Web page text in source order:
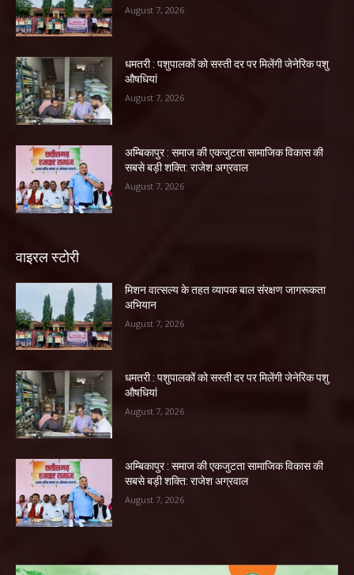
August 7, 2026
धमतरी : पशुपालकों को सस्ती दर पर मिलेंगी जेनेरिक पशु
औषधियां
August 7, 2026
अम्बिकापुर : समाज की एकजुटता सामाजिक विकास की
सबसे बड़ी शक्ति: राजेश अग्रवाल
August 7, 2026
वाइरल स्टोरी
मिशन वात्सल्य के तहत व्यापक बाल संरक्षण जागरूकता
अभियान
August 7, 2026
धमतरी : पशुपालकों को सस्ती दर पर मिलेंगी जेनेरिक पशु
औषधियां
August 7, 2026
अम्बिकापुर : समाज की एकजुटता सामाजिक विकास की
सबसे बड़ी शक्ति: राजेश अग्रवाल
August 7, 2026